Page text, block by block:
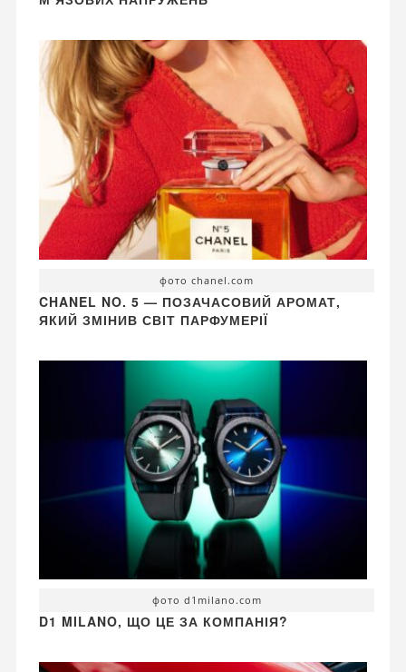
фото chanel.com
CHANEL NO. 5 — ПОЗАЧАСОВИЙ АРОМАТ,
ЯКИЙ ЗМІНИВ СВІТ ПАРФУМЕРІЇ
фото d1milano.com
D1 MILANO, ЩО ЦЕ ЗА КОМПАНІЯ?